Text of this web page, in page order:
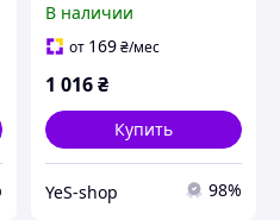
Красные
В наличии
от 169₴/мес
1 016₴
Купить
YeS-shop 98%